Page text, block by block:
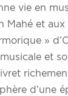
vie en
Mahé et aux
»
et
d’une